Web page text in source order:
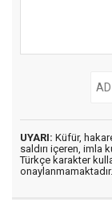
UYARI: Küfür,
saldırı içeren, imla
Türkçe karakter
onaylanmamaktadır.